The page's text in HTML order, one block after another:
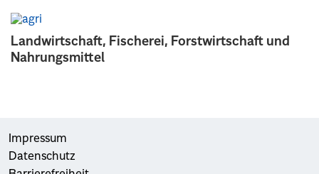
Landwirtschaft, Fischerei, Forstwirtschaft und
Nahrungsmittel
Impressum
Datenschutz